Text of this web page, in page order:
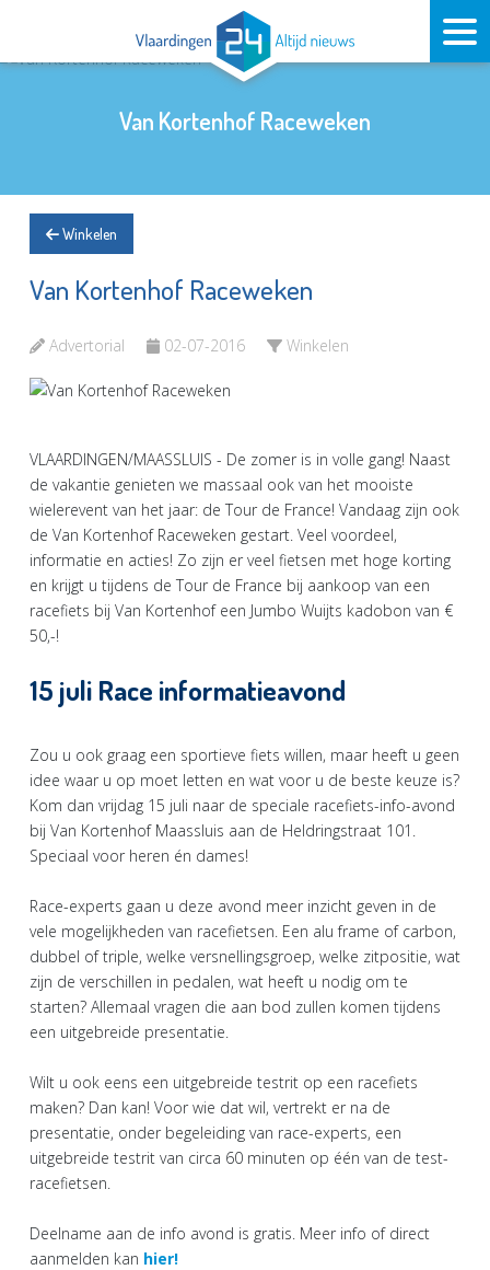
Van Kortenhof Raceweken
Winkelen
Van Kortenhof Raceweken
Advertorial 02-07-2016 Winkelen
VLAARDINGEN/MAASSLUIS - De zomer is in volle gang! Naast
de vakantie genieten we massaal ook van het mooiste
wielerevent van het jaar: de Tour de France! Vandaag zijn ook
de Van Kortenhof Raceweken gestart. Veel voordeel,
informatie en acties! Zo zijn er veel fietsen met hoge korting
en krijgt u tijdens de Tour de France bij aankoop van een
racefiets bij Van Kortenhof een Jumbo Wuijts kadobon van €
50,-!
15 juli Race informatieavond
Zou u ook graag een sportieve fiets willen, maar heeft u geen
idee waar u op moet letten en wat voor u de beste keuze is?
Kom dan vrijdag 15 juli naar de speciale racefiets-info-avond
bij Van Kortenhof Maassluis aan de Heldringstraat 101.
Speciaal voor heren én dames!
Race-experts gaan u deze avond meer inzicht geven in de
vele mogelijkheden van racefietsen. Een alu frame of carbon,
dubbel of triple, welke versnellingsgroep, welke zitpositie, wat
zijn de verschillen in pedalen, wat heeft u nodig om te
starten? Allemaal vragen die aan bod zullen komen tijdens
een uitgebreide presentatie.
Wilt u ook eens een uitgebreide testrit op een racefiets
maken? Dan kan! Voor wie dat wil, vertrekt er na de
presentatie, onder begeleiding van race-experts, een
uitgebreide testrit van circa 60 minuten op één van de test-
racefietsen.
Deelname aan de info avond is gratis. Meer info of direct
aanmelden kan hier!